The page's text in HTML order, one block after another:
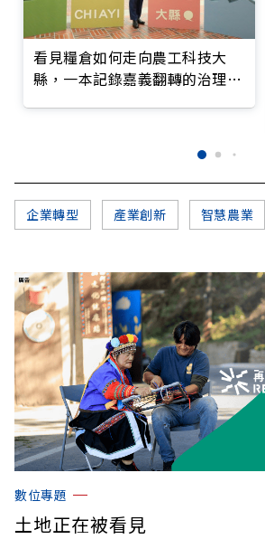
看見糧倉如何走向農工科技大
縣，一本記錄嘉義翻轉的治理實
企業轉型 產業創新 智慧農業
數位專題
土地正在被看見